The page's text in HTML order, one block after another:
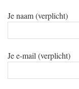
Je naam (verplicht)
Je e-mail (verplicht)